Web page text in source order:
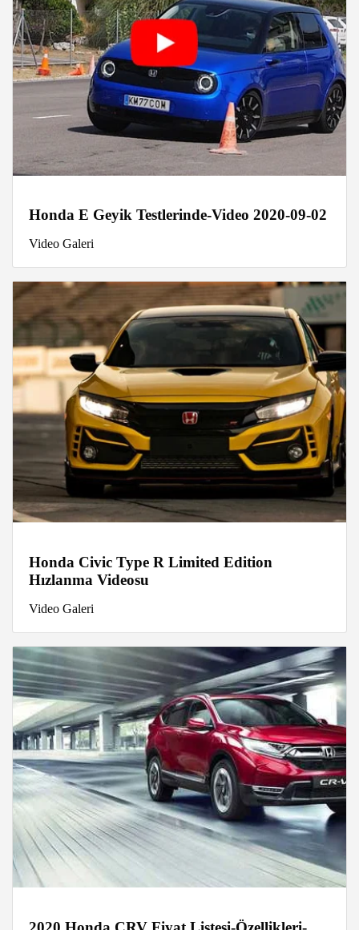
Honda E Geyik Testlerinde-Video 2020-09-02
Video Galeri
Honda Civic Type R Limited Edition
Hızlanma Videosu
Video Galeri